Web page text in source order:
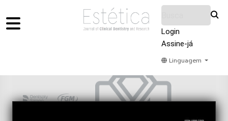
Login
Assine-já
Linguagem
Sobre Nós